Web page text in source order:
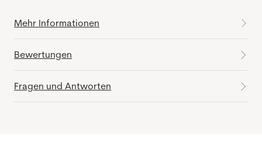
Mehr Informationen
Bewertungen
Fragen und Antworten